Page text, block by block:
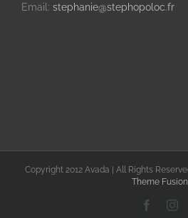
Email: stephanie@stephopoloc.fr
Copyright 2012 Avada | All Rights
Theme Fusion